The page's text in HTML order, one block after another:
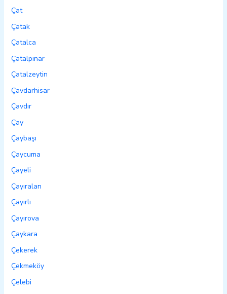
Çat
Çatak
Çatalca
Çatalpınar
Çatalzeytin
Çavdarhisar
Çavdır
Çay
Çaybaşı
Çaycuma
Çayeli
Çayıralan
Çayırlı
Çayırova
Çaykara
Çekerek
Çekmeköy
Çelebi